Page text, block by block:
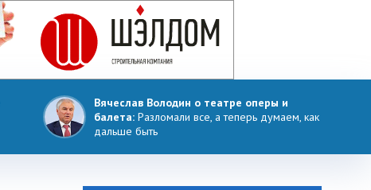
Вячеслав Володин о театре оперы и
балета: Разломали все, а теперь думаем, как
дальше быть